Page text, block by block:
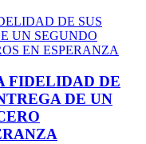
FIDELIDAD DE
DE UN